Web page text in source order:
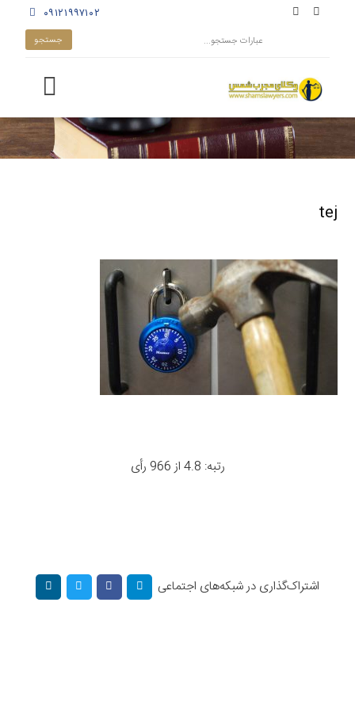
۰۹۱۲۱۹۹۷۱۰۲
tej
رتبه: 4.8 از 966 رأی
اشتراک‌گذاری در شبکه‌های اجتماعی